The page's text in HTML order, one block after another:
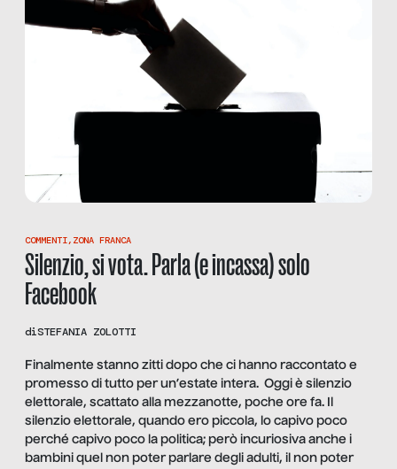
COMMENTI, ZONA FRANCA
Silenzio, si vota. Parla (e incassa) solo
Facebook
diSTEFANIA ZOLOTTI
Finalmente stanno zitti dopo che ci hanno raccontato e
promesso di tutto per un’estate intera. Oggi è silenzio
elettorale, scattato alla mezzanotte, poche ore fa. Il
silenzio elettorale, quando ero piccola, lo capivo poco
perché capivo poco la politica; però incuriosiva anche i
bambini quel non poter parlare degli adulti, il non poter